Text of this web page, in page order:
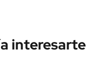
interesarte